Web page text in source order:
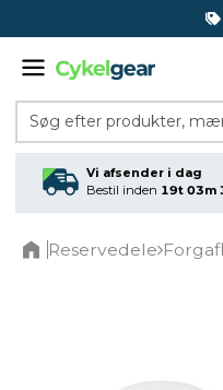
Søg efter produkter,
Vi afsender i dag
Bestil inden 19t 03m
Reservedele